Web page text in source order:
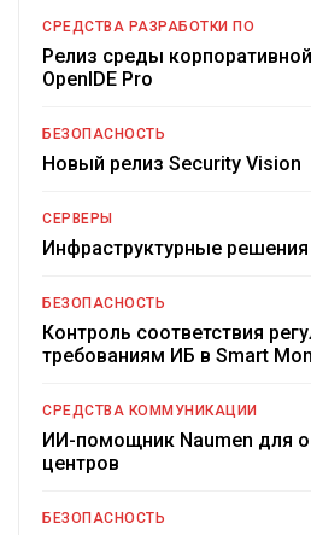
СРЕДСТВА РАЗРАБОТКИ ПО
Релиз среды
OpenIDE Pro
БЕЗОПАСНОСТЬ
Новый релиз Security Vision
СЕРВЕРЫ
Инфраструктурные
БЕЗОПАСНОСТЬ
Контроль соответствия
требованиям ИБ в Smart
СРЕДСТВА КОММУНИКАЦИИ
ИИ-помощник Naumen для
центров
БЕЗОПАСНОСТЬ